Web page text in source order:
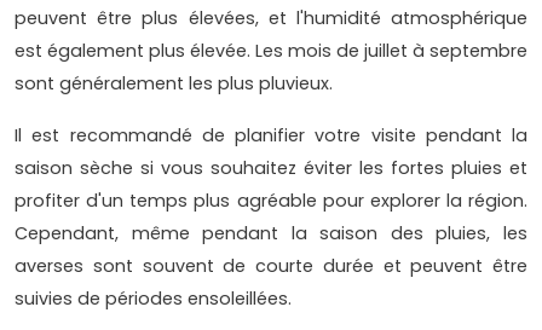
peuvent être plus élevées, et l'humidité atmosphérique
est également plus élevée. Les mois de juillet à septembre
sont généralement les plus pluvieux.
Il est recommandé de planifier votre visite pendant la
saison sèche si vous souhaitez éviter les fortes pluies et
profiter d'un temps plus agréable pour explorer la région.
Cependant, même pendant la saison des pluies, les
averses sont souvent de courte durée et peuvent être
suivies de périodes ensoleillées.